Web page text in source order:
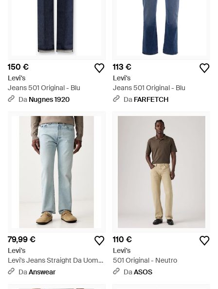
150 €
Levi's
Jeans 501 Original - Blu
Da Nugnes 1920
113 €
Levi's
Jeans 501 Original - Blu
Da FARFETCH
79,99 €
Levi's
Levi's Jeans Straight Da Uomo
501 Original Fit - Blu
DaAnswear
110 €
Levi's
501 Original - Neutro
DaASOS